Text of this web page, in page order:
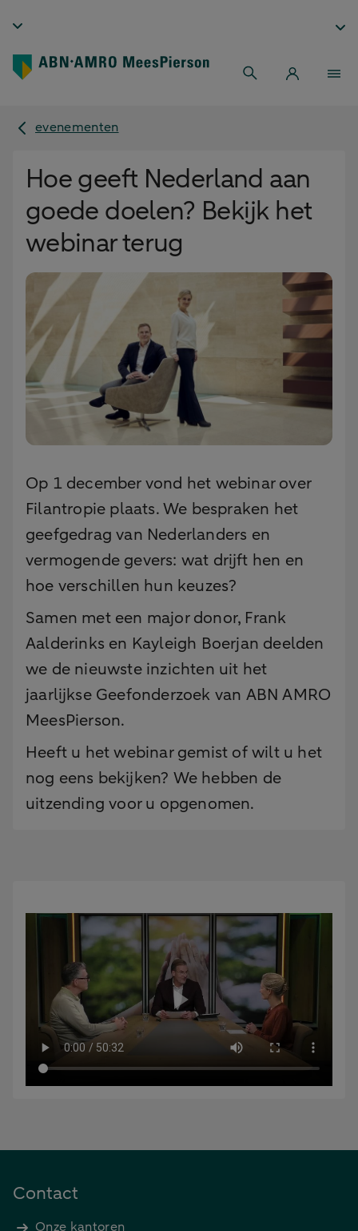
evenementen
Hoe geeft Nederland aan
goede doelen? Bekijk het
webinar terug
Op 1 december vond het webinar over
Filantropie plaats. We bespraken het
geefgedrag van Nederlanders en
vermogende gevers: wat drijft hen en
hoe verschillen hun keuzes?
Samen met een major donor, Frank
Aalderinks en Kayleigh Boerjan deelden
we de nieuwste inzichten uit het
jaarlijkse Geefonderzoek van ABN AMRO
MeesPierson.
Heeft u het webinar gemist of wilt u het
nog eens bekijken? We hebben de
uitzending voor u opgenomen.
Contact
Onze kantoren